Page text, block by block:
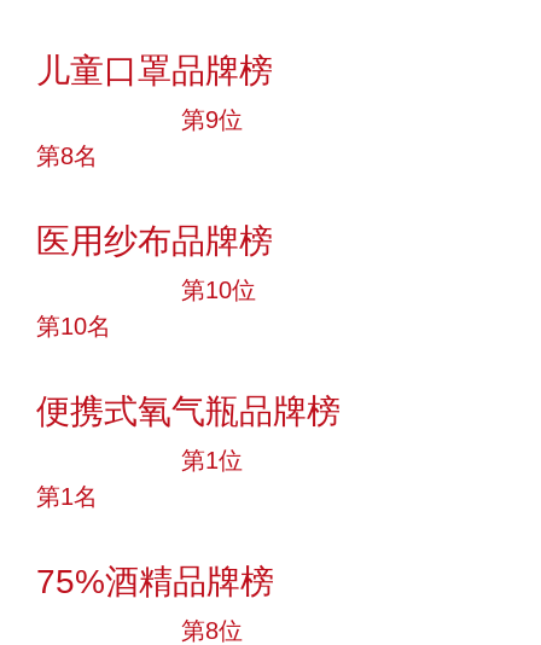
儿童口罩品牌榜
第9位
第8名
医用纱布品牌榜
第10位
第10名
便携式氧气瓶品牌榜
第1位
第1名
75%酒精品牌榜
第8位